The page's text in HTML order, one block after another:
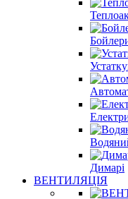
Димарі
ВЕНТИЛЯЦІЯ